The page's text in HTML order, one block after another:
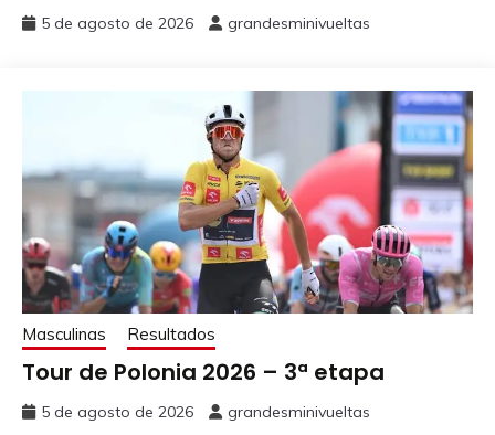
5 de agosto de 2026 grandesminivueltas
Masculinas Resultados
Tour de Polonia 2026 – 3ª etapa
5 de agosto de 2026 grandesminivueltas